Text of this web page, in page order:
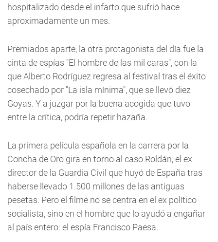
hospitalizado desde el infarto que sufrió hace
aproximadamente un mes.
Premiados aparte, la otra protagonista del día fue la
cinta de espías "El hombre de las mil caras", con la
que Alberto Rodríguez regresa al festival tras el éxito
cosechado por "La isla mínima", que se llevó diez
Goyas. Y a juzgar por la buena acogida que tuvo
entre la crítica, podría repetir hazaña.
La primera película española en la carrera por la
Concha de Oro gira en torno al caso Roldán, el ex
director de la Guardia Civil que huyó de España tras
haberse llevado 1.500 millones de las antiguas
pesetas. Pero el filme no se centra en el ex político
socialista, sino en el hombre que lo ayudó a engañar
al país entero: el espía Francisco Paesa.